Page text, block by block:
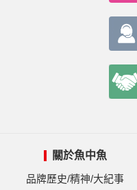
關於魚中魚
品牌歷史/精神/大紀事